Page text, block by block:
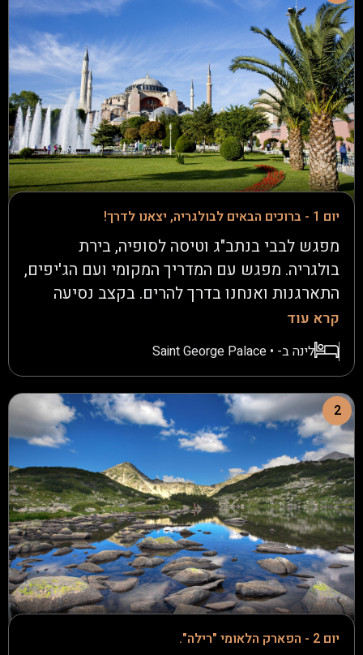
יום 1 - ברוכים הבאים לבולגריה, יצאנו לדרך!
מפגש לבבי בנתב"ג וטיסה לסופיה, בירת
בולגריה. מפגש עם המדריך המקומי ועם הג'יפים,
התארגנות ואנחנו בדרך להרים. בקצב נסיעה
מתאים עם הפסקות לקפה וארוחת צהריים נגיע
למנזר "רילה" למרגלות ההרים ובלב הטבע, מפגש
מרתק עם הנצרות האורתודוקסית אשר השפיעה
רבות על בולגריה בה נטייל. דרכי השטח קוראות
לנו ואנחנו נעלה אבק בין יערות ושדות, כפרים
וערוצי מים אל העיירה "באנסקו" ואל המלון,
מנוחה והתרעננות וארוחת ערב מסורתית, לילה
טוב.
קרא עוד
לינה ב- • Saint George Palace
2
יום 2 - הפארק הלאומי "רילה".